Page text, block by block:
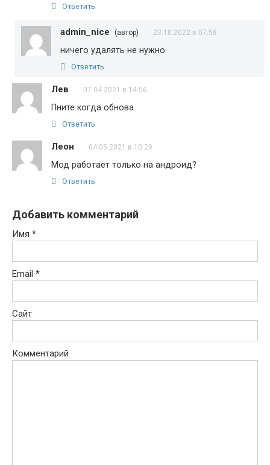
Ответить
admin_nice (автор) 23.10.2022 в 07:58
ничего удалять не нужно
Ответить
Лев 07.04.2021 в 14:56
Пните когда обнова
Ответить
Леон 04.05.2021 в 10:29
Мод работает только на андроид?
Ответить
Добавить комментарий
Имя *
Email *
Сайт
Комментарий